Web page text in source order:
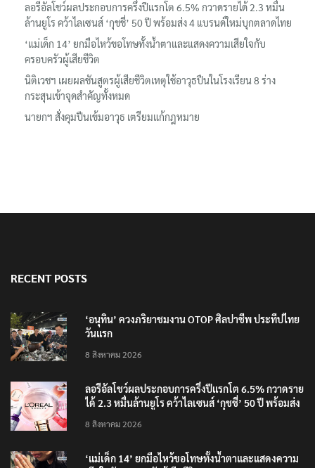
ลอรีอัลโชว์ผลประกอบการครึ่งปีแรกโต 6.5% กวาดรายได้ 2.3 หมื่น
ล้านยูโร คว้าไลเซนส์ ‘กุชชี่’ 50 ปี พร้อมส่ง 4 แบรนด์ใหม่บุกตลาดไทย
‘แม่เด็ก 14’ ยกมือไหว้ขอโทษทั้งน้ำตาและแสดงความเสียใจกับ
ครอบครัวผู้เสียชีวิต
นิติเวชฯ เผยผลชันสูตรผู้เสียชีวิตเหตุใช้อาวุธปืนในโรงเรียน 8 ร่าง
กระสุนเข้าจุดสำคัญทั้งหมด
นายกฯ สั่งคุมปืนเข้มอาวุธ เตรียมแก้กฎหมาย
RECENT POSTS
‘อนุทิน’ ควงภริยาชมงาน OTOP ศิลปาชีพ ประทีปไทย
วันแรก
8 สิงหาคม 2026
ลอรีอัลโชว์ผลประกอบการครึ่งปีแรกโต 6.5% กวาดราย
ได้ 2.3 หมื่นล้านยูโร คว้าไลเซนส์ ‘กุชชี่’ 50 ปี พร้อมส่ง
8 สิงหาคม 2026
‘แม่เด็ก 14’ ยกมือไหว้ขอโทษทั้งน้ำตาและแสดงความ